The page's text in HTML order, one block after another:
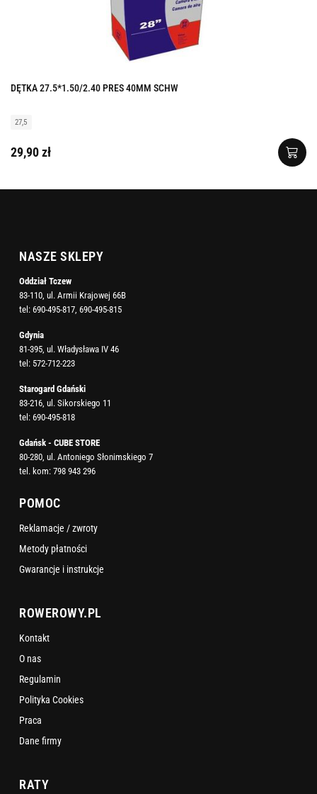
DĘTKA 27.5*1.50/2.40 PRES 40MM SCHW
27,5
29,90 zł
NASZE SKLEPY
Oddział Tczew
83-110, ul. Armii Krajowej 66B
tel: 690-495-817, 690-495-815
Gdynia
81-395, ul. Władysława IV 46
tel: 572-712-223
Starogard Gdański
83-216, ul. Sikorskiego 11
tel: 690-495-818
Gdańsk - CUBE STORE
80-280, ul. Antoniego Słonimskiego 7
tel. kom: 798 943 296
POMOC
Reklamacje / zwroty
Metody płatności
Gwarancje i instrukcje
ROWEROWY.PL
Kontakt
O nas
Regulamin
Polityka Cookies
Praca
Dane firmy
RATY